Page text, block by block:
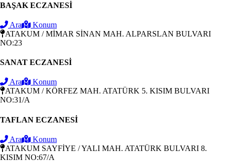
BAŞAK ECZANESİ
Ara
Konum
ATAKUM / MİMAR SİNAN MAH. ALPARSLAN BULVARI
NO:23
SANAT ECZANESİ
Ara
Konum
ATAKUM / KÖRFEZ MAH. ATATÜRK 5. KISIM BULVARI
NO:31/A
TAFLAN ECZANESİ
Ara
Konum
ATAKUM SAYFİYE / YALI MAH. ATATÜRK BULVARI 8.
KISIM NO:67/A